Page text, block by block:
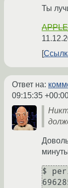
Ты
Ответ на:
09:15:35
$